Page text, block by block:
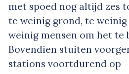
met spoed nog altijd zes
te weinig grond, te
weinig mensen om het te
Bovendien stuiten
stations voortdurend op